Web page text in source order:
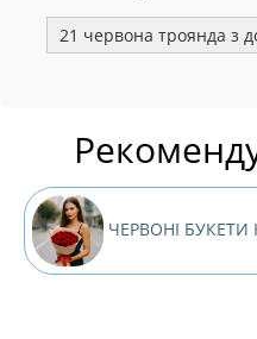
21 червона троянда з
ЧЕРВОНІ БУКЕТИ